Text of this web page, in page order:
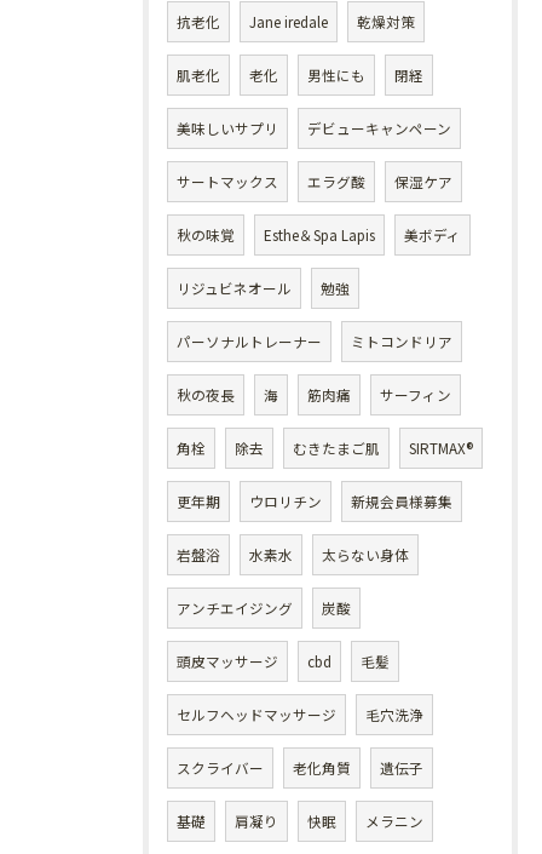
抗老化 Jane iredale 乾燥対策
肌老化 老化 男性にも 閉経
美味しいサプリ デビューキャンペーン
サートマックス エラグ酸 保湿ケア
秋の味覚 Esthe＆Spa Lapis 美ボディ
リジュビネオール 勉強
パーソナルトレーナー ミトコンドリア
秋の夜長 海 筋肉痛 サーフィン
角栓 除去 むきたまご肌 SIRTMAX®
更年期 ウロリチン 新規会員様募集
岩盤浴 水素水 太らない身体
アンチエイジング 炭酸
頭皮マッサージ cbd 毛髪
セルフヘッドマッサージ 毛穴洗浄
スクライバー 老化角質 遺伝子
基礎 肩凝り 快眠 メラニン